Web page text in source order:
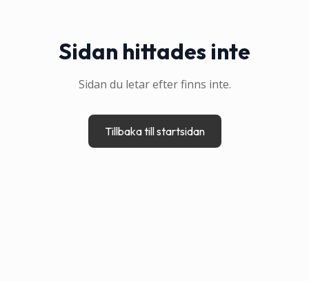
Sidan hittades inte
Sidan du letar efter finns inte.
Tillbaka till startsidan